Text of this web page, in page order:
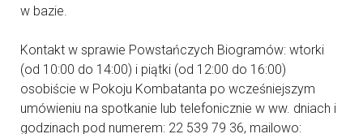
w bazie.
Kontakt w sprawie Powstańczych Biogramów: wtorki
(od 10:00 do 14:00) i piątki (od 12:00 do 16:00)
osobiście w Pokoju Kombatanta po wcześniejszym
umówieniu na spotkanie lub telefonicznie w ww. dniach i
godzinach pod numerem: 22 539 79 36, mailowo: